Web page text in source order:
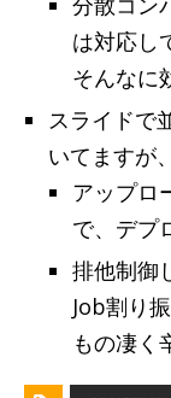
は対応し
そんなに
スライドで
いてますが
アップロ
で、デプ
排他制御
Job割り
もの凄く